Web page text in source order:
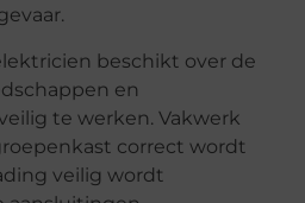
beschikt over de
en
te werken. Vakwerk
correct wordt
veilig wordt